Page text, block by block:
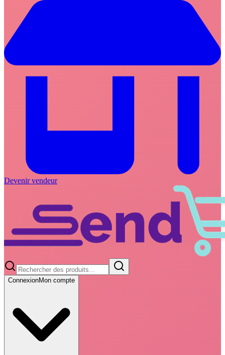
Devenir vendeur
ConnexionMon compte